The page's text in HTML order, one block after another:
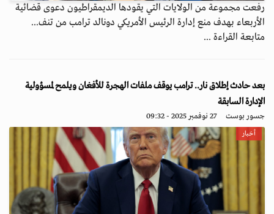
رفعت مجموعة من الولايات التي يقودها الديمقراطيون دعوى قضائية
الأربعاء بهدف منع إدارة الرئيس الأمريكي دونالد ترامب من تنف...
متابعة القراءة ...
بعد حادث إطلاق نار.. ترامب يوقف ملفات الهجرة للأفغان ويلمح لمسؤولية
الإدارة السابقة
جسور بوست 27 نوفمبر 2025 - 09:32
أخبار